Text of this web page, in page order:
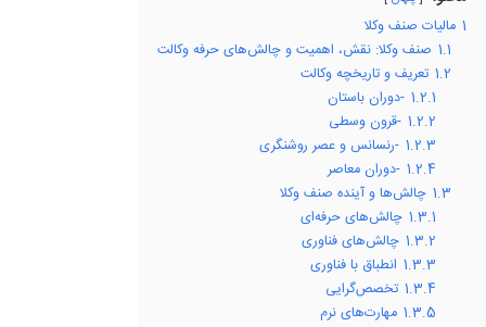
1 مالیات صنف وکلا
1.1 صنف وکلا: نقش، اهمیت و چالش‌های حرفه وکالت
1.2 تعریف و تاریخچه وکالت
1.2.1 -دوران باستان
1.2.2 -قرون وسطی
1.2.3 -رنسانس و عصر روشنگری
1.2.4 -دوران معاصر
1.3 چالش‌ها و آینده صنف وکلا
1.3.1 چالش‌های حرفه‌ای
1.3.2 چالش‌های فناوری
1.3.3 انطباق با فناوری
1.3.4 تخصص‌گرایی
1.3.5 مهارت‌های نرم